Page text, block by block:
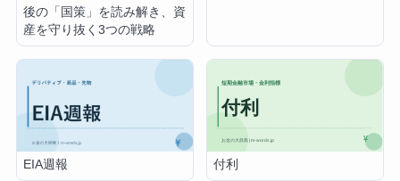
後の「国策」を読み解き、資
産を守り抜く3つの戦略
EIA週報 付利